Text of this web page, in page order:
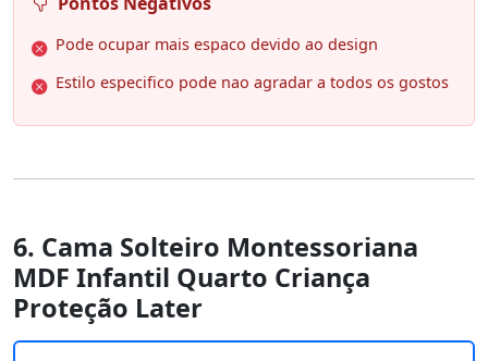
Pode ocupar mais espaco devido ao design
Estilo especifico pode nao agradar a todos os gostos
6. Cama Solteiro Montessoriana
MDF Infantil Quarto Criança
Proteção Later